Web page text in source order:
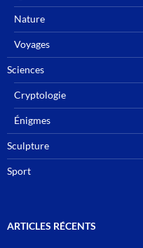
Nature
Voyages
Sciences
Cryptologie
Énigmes
Sculpture
Sport
ARTICLES RÉCENTS